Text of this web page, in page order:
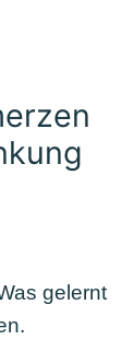
gelernt